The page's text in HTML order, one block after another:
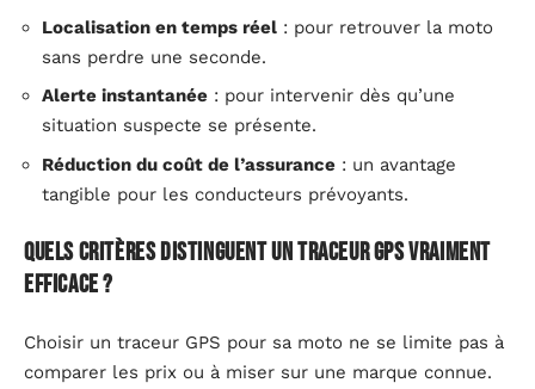
Localisation en temps réel : pour retrouver la moto
sans perdre une seconde.
Alerte instantanée : pour intervenir dès qu’une
situation suspecte se présente.
Réduction du coût de l’assurance : un avantage
tangible pour les conducteurs prévoyants.
Quels critères distinguent un traceur GPS vraiment
efficace ?
Choisir un traceur GPS pour sa moto ne se limite pas à
comparer les prix ou à miser sur une marque connue.